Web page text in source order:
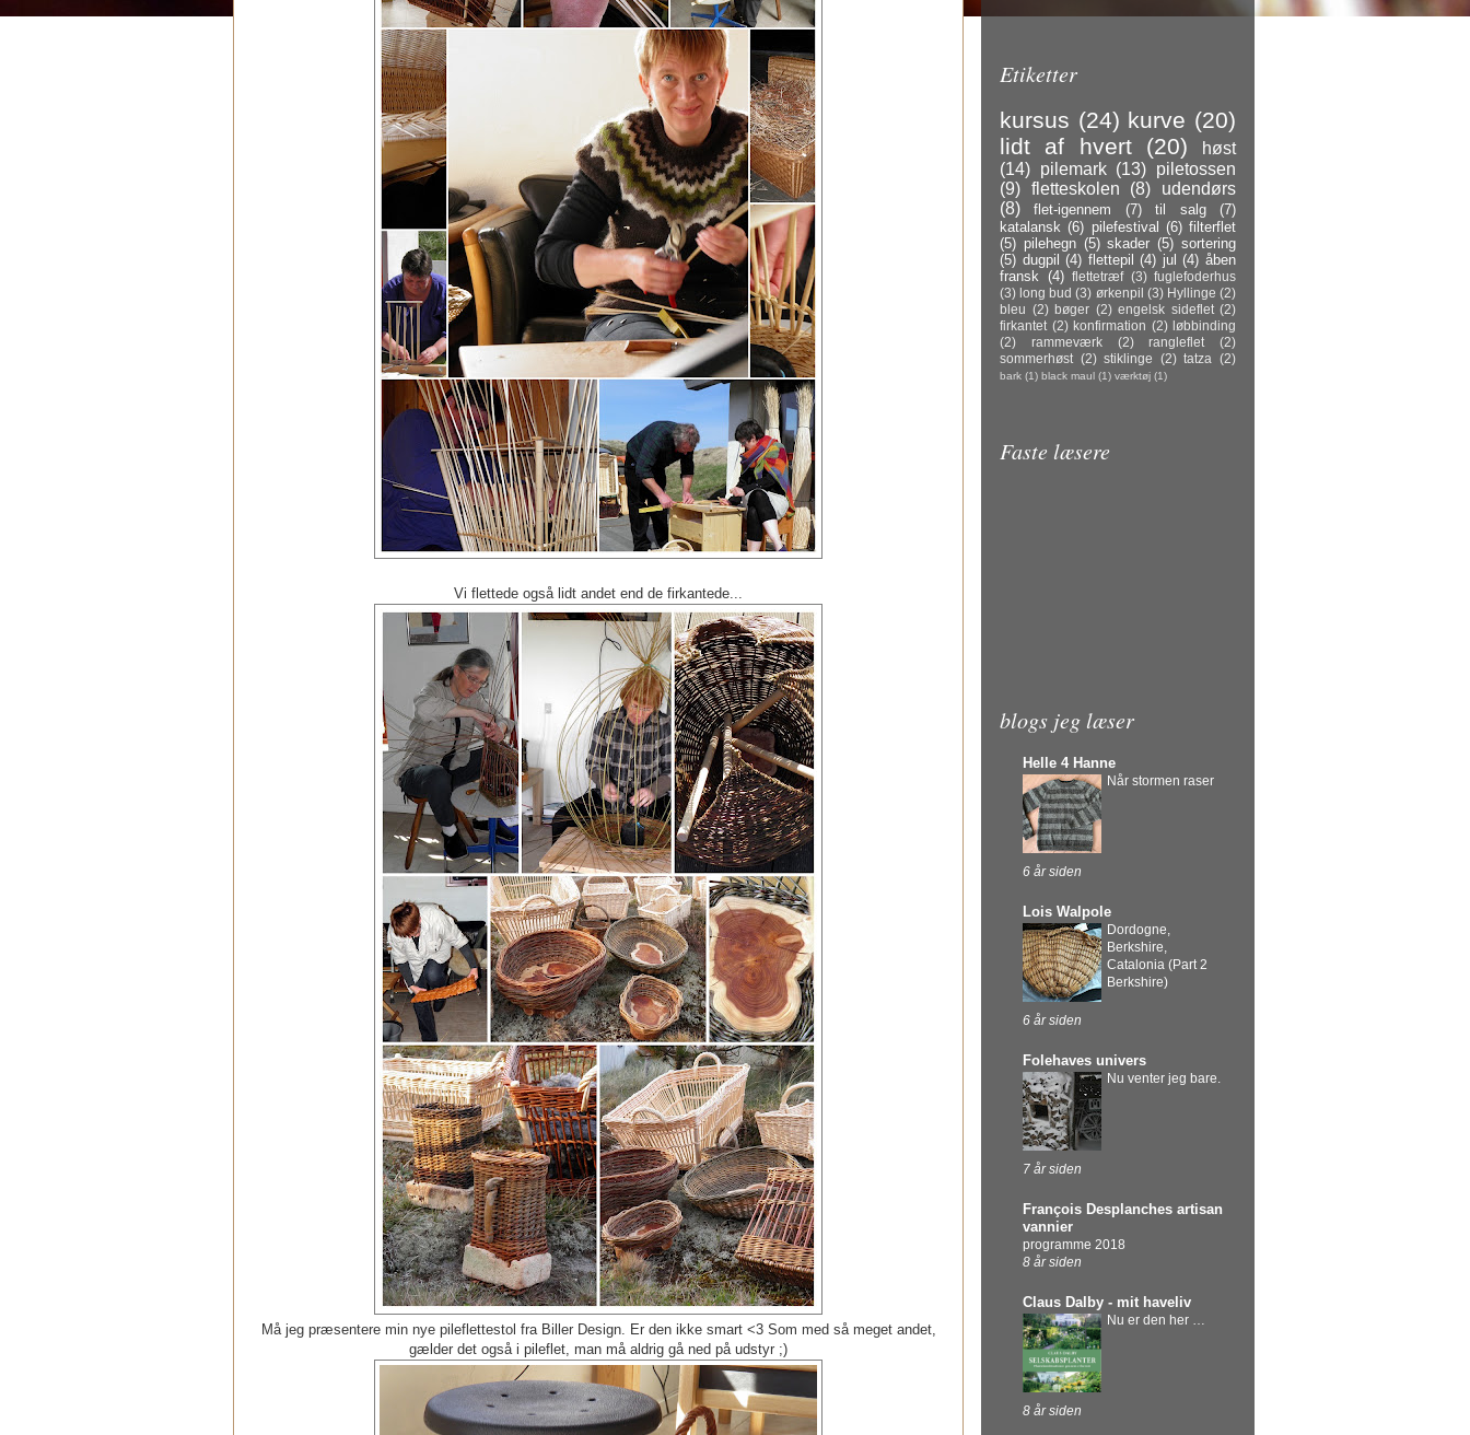
Vi flettede også lidt andet end de firkantede...
Må jeg præsentere min nye pileflettestol fra Biller Design. Er den ikke smart <3 Som med så meget andet,
gælder det også i pileflet, man må aldrig gå ned på udstyr ;)
Etiketter
kursus (24) kurve (20)
lidt af hvert
(20)
høst
(14) pilemark (13) piletossen
(9) fletteskolen (8)
udendørs
(8)
flet-igennem (7) til salg
(7)
katalansk (6) pilefestival (6) filterflet
(5) pilehegn (5) skader (5) sortering
(5) dugpil (4) flettepil (4) jul (4) åben
fransk (4) flettetræf (3) fuglefoderhus
(3) long bud (3) ørkenpil (3) Hyllinge (2)
bleu (2) bøger (2) engelsk sideflet (2)
firkantet (2) konfirmation (2)
løbbinding
(2)
rammeværk (2) rangleflet
(2)
sommerhøst (2) stiklinge (2) tatza (2)
bark (1) black maul (1) værktøj (1)
Faste læsere
blogs jeg læser
Helle 4 Hanne
Når stormen raser
6 år siden
Lois Walpole
Dordogne,
Berkshire,
Catalonia (Part 2
Berkshire)
6 år siden
Folehaves univers
Nu venter jeg bare.
7 år siden
François Desplanches artisan
vannier
programme 2018
8 år siden
Claus Dalby - mit haveliv
Nu er den her …
8 år siden